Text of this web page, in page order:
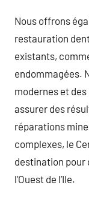
Nous offrons
restauration
existants,
endommagées.
modernes et
assurer des
réparations
complexes, le
destination pour
l’Ouest de l’Ile.